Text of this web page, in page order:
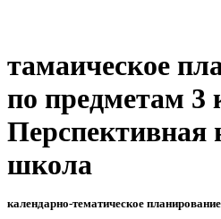
тамаическое
по предметам
Перспективная
школа
календарно-тематическое